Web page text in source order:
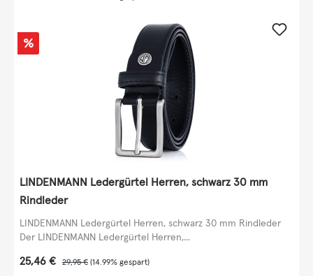
Rabatt
%
LINDENMANN Ledergürtel Herren, schwarz 30 mm
Rindleder
LINDENMANN Ledergürtel Herren, schwarz 30 mm Rindleder
Der LINDENMANN Ledergürtel Herren,...
Verkaufspreis:
25,46 € Regulärer Preis:
29,95 € (14.99% gespart)